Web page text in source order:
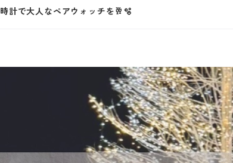
計で大人なペアウォッチを🥂🫧